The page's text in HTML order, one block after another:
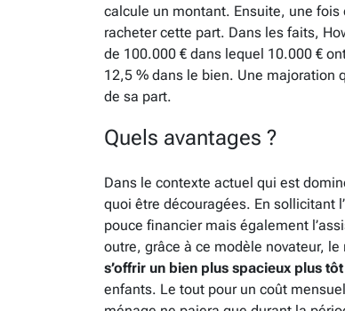
calcule un montant. Ensuite, une
racheter cette part. Dans les faits,
de 100.000 € dans lequel 10.000 €
12,5 % dans le bien. Une majoration
de sa part.
Quels avantages ?
Dans le contexte actuel qui est
quoi être découragées. En sollicitant
pouce financier mais également
outre, grâce à ce modèle novateur, le
s’offrir un bien plus spacieux plus
enfants. Le tout pour un coût